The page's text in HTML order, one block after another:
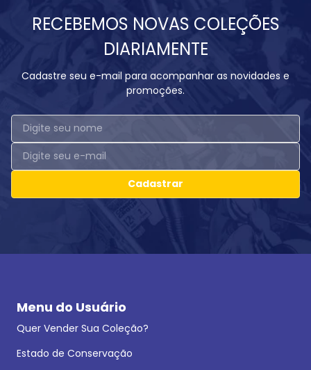
RECEBEMOS NOVAS COLEÇÕES
DIARIAMENTE
Cadastre seu e-mail para acompanhar as novidades e
promoções.
Cadastrar
Menu do Usuário
Quer Vender Sua Coleção?
Estado de Conservação